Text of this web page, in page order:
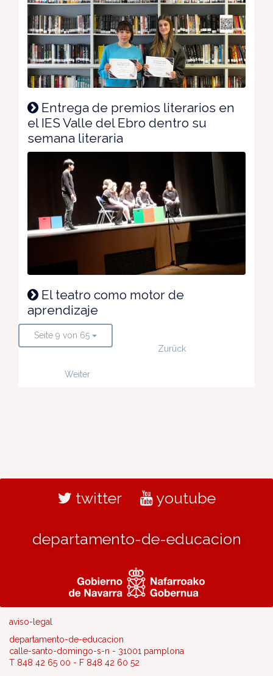
Entrega de premios literarios en
el IES Valle del Ebro dentro su
semana literaria
El teatro como motor de
aprendizaje
Seite 9 von 65
Zurück
Weiter
twitter youtube
departamento-de-educacion
aviso-legal
departamento-de-educacion
calle-santo-domingo-s-n - 31001 pamplona
T 848 42 65 00 - F 848 42 60 52